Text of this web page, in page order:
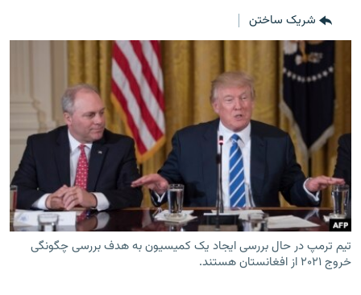
صفحه
جستجو
مجموعه تصویری
ورزش
بحران مهاجرت
'کووید-۱۹'
تماس
صفحه پشتو
Azadi English
به ما بپیوندید
شریک ساختن
تیم ترمپ در حال بررسی ایجاد یک کمیسیون به هدف بررسی چگونگی
خروج ۲۰۲۱ از افغانستان هستند.